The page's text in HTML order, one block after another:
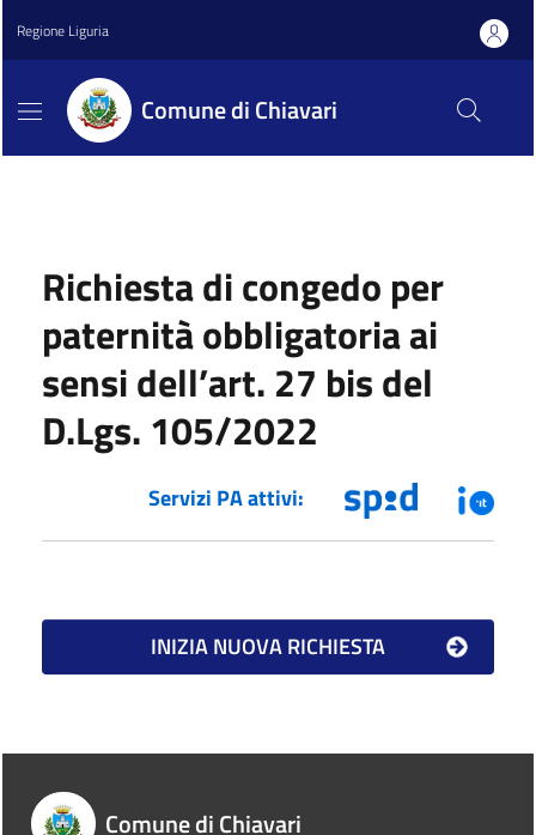
Regione Liguria
Comune di Chiavari
Richiesta di congedo per
paternità obbligatoria ai
sensi dell’art. 27 bis del
D.Lgs. 105/2022
Servizi PA attivi:
Comune di Chiavari